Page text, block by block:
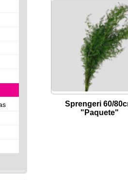
Sprengeri 60/
"Paquete"